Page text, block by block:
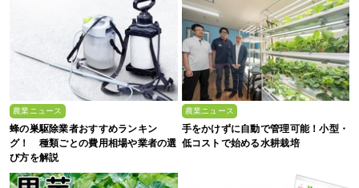
農業ニュース
蜂の巣駆除業者おすすめランキン
グ！ 種類ごとの費用相場や業者の選
び方を解説
農業ニュース
手をかけずに自動で管理可能！小型・
低コストで始める水耕栽培